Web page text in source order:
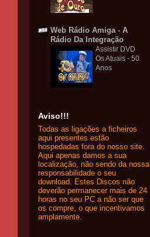
Web Rádio Amiga - A
Rádio Da Integração
Assistir DVD
Os Atuais - 50
Anos
Aviso!!!
Todas as ligações a ficheiros
aqui presentes estão
hospedadas fora do nosso site.
Aqui apenas damos a sua
localização, não sendo da nossa
responsabilidade o seu
download. Estes Discos não
deverão permanecer mais de 24
horas no seu PC a não ser que
os compre, o que incentivamos
amplamente.